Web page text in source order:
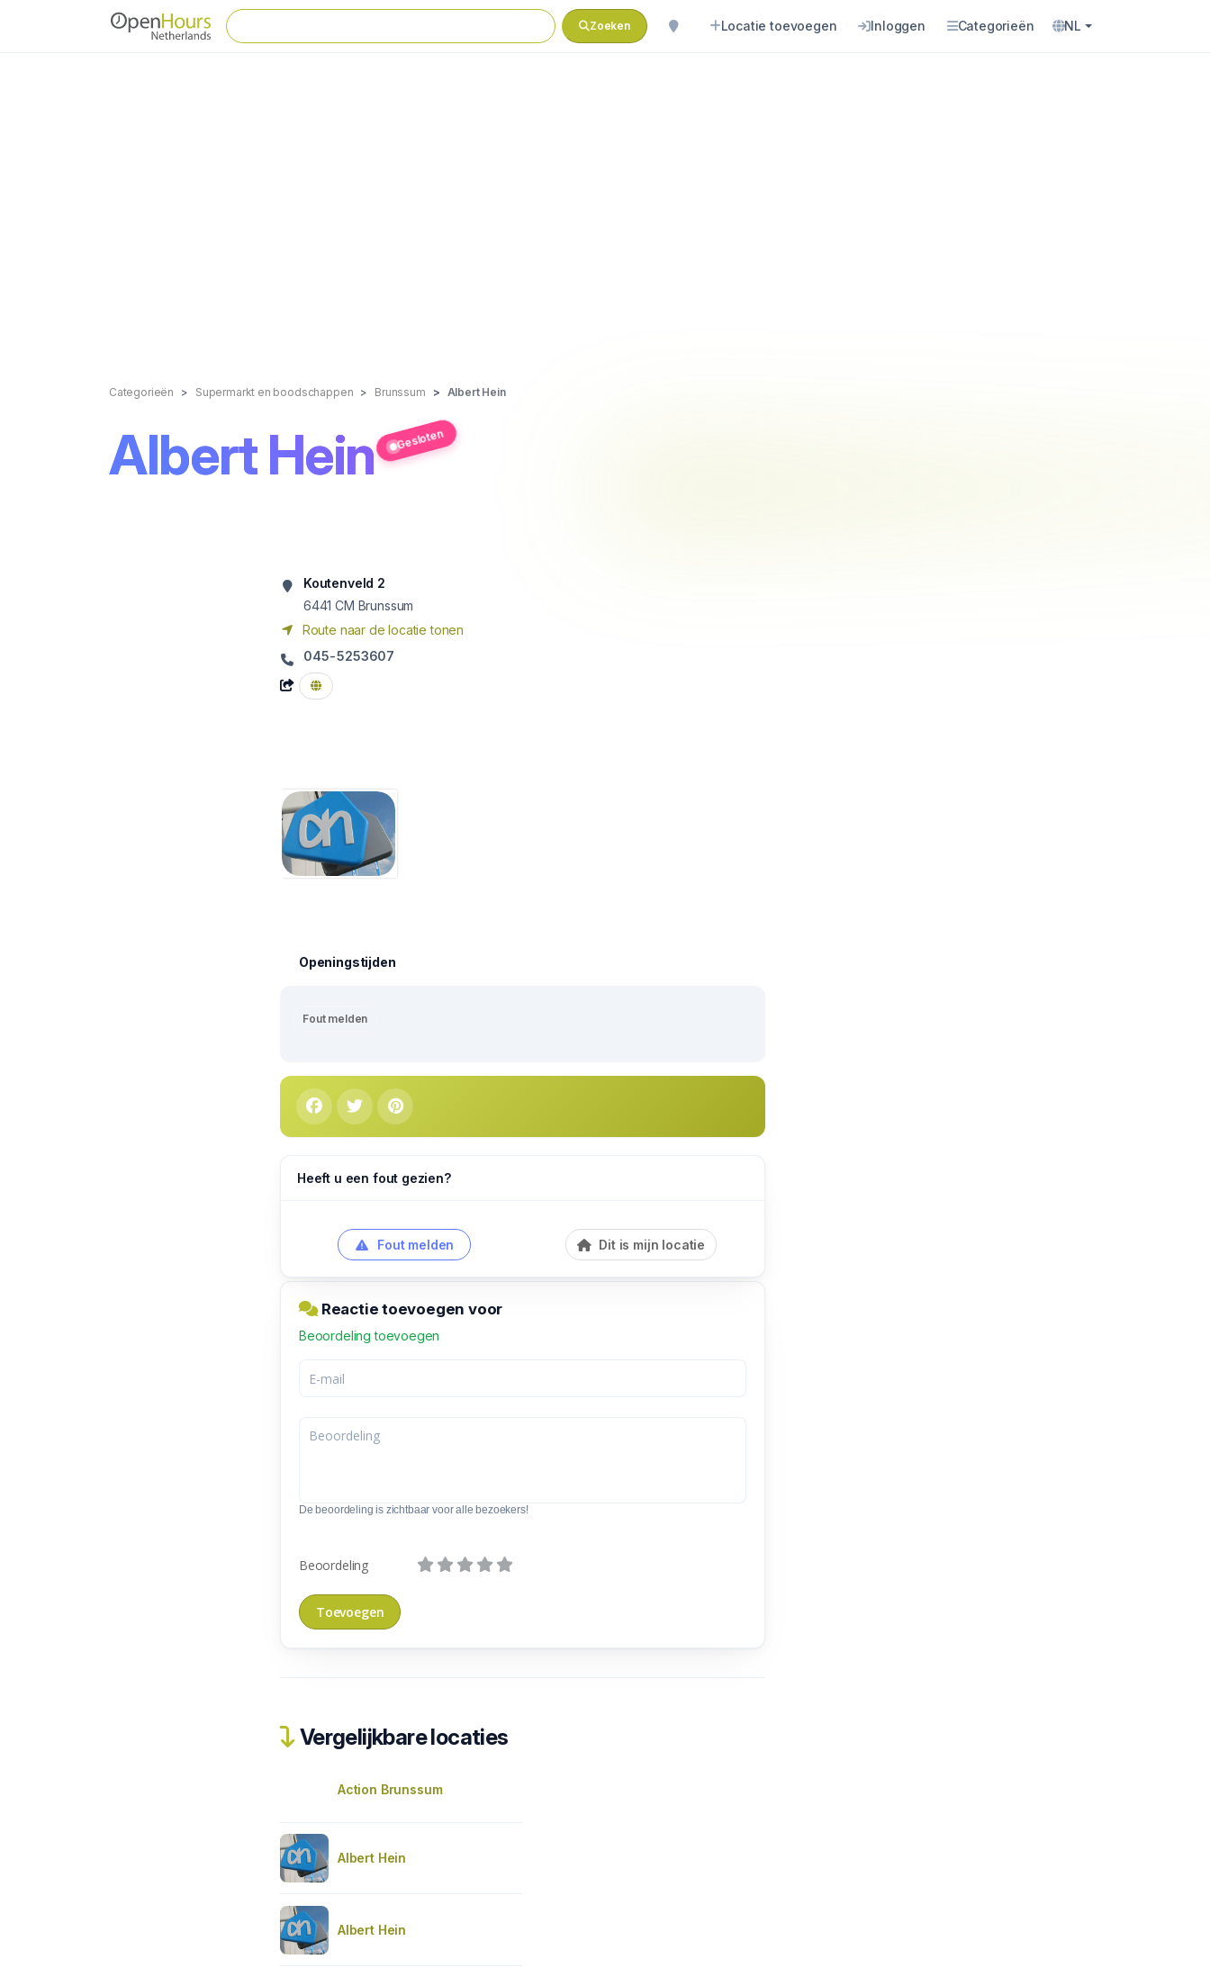
Zoeken Locatie toevoegen Inloggen Categorieën NL
Categorieën Supermarkt en boodschappen Brunssum Albert Hein
Albert Hein Gesloten
Koutenveld 2
6441 CM Brunssum
Route naar de locatie tonen
045-5253607
Openingstijden
Fout melden
Heeft u een fout gezien?
Fout melden Dit is mijn locatie
Reactie toevoegen voor
Beoordeling toevoegen
De beoordeling is zichtbaar voor alle bezoekers!
Beoordeling
Vergelijkbare locaties
Action Brunssum
Albert Hein
Albert Hein